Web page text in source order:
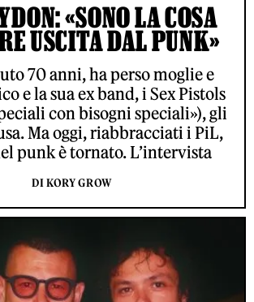
«SONO LA COSA
USCITA DAL PUNK»
70 anni, ha perso moglie e
e la sua ex band, i Sex Pistols
con bisogni speciali»), gli
Ma oggi, riabbracciati i PiL,
punk è tornato. L’intervista
DI KORY GROW